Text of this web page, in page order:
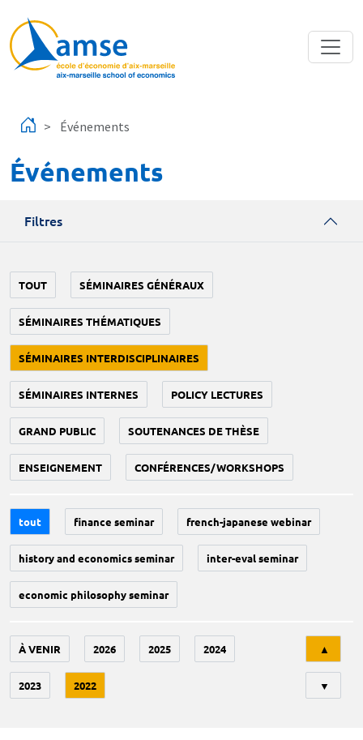
Événements
Événements
Filtres
TOUT SÉMINAIRES GÉNÉRAUX
SÉMINAIRES THÉMATIQUES
SÉMINAIRES INTERDISCIPLINAIRES
SÉMINAIRES INTERNES POLICY LECTURES
GRAND PUBLIC SOUTENANCES DE THÈSE
ENSEIGNEMENT CONFÉRENCES/WORKSHOPS
tout finance seminar french-japanese webinar
history and economics seminar inter-eval seminar
economic philosophy seminar
À VENIR 2026 2025 2024
2023 2022
▲
▼